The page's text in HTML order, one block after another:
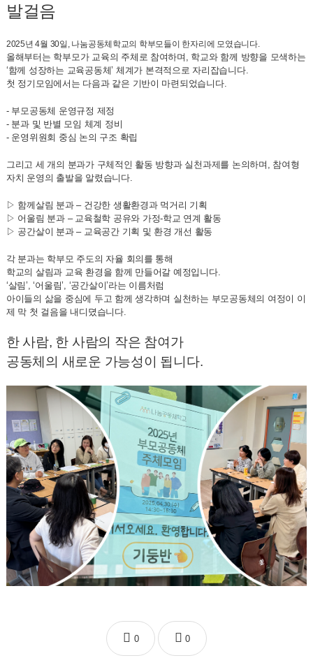
발걸음
2025년 4월 30일, 나눔공동체학교의 학부모들이 한자리에 모였습니다.
올해부터는 학부모가 교육의 주체로 참여하며, 학교와 함께 방향을 모색하는
‘함께 성장하는 교육공동체’ 체계가 본격적으로 자리잡습니다.
첫 정기모임에서는 다음과 같은 기반이 마련되었습니다.
- 부모공동체 운영규정 제정
- 분과 및 반별 모임 체계 정비
- 운영위원회 중심 논의 구조 확립
그리고 세 개의 분과가 구체적인 활동 방향과 실천과제를 논의하며, 참여형
자치 운영의 출발을 알렸습니다.
▷ 함께살림 분과– 건강한 생활환경과 먹거리 기획
▷ 어울림 분과– 교육철학 공유와 가정-학교 연계 활동
▷ 공간살이 분과– 교육공간 기획 및 환경 개선 활동
각 분과는 학부모 주도의 자율 회의를 통해
학교의 살림과 교육 환경을 함께 만들어갈 예정입니다.
‘살림’, ‘어울림’, ‘공간살이’라는 이름처럼
아이들의 삶을 중심에 두고 함께 생각하며 실천하는 부모공동체의 여정이 이
제 막 첫 걸음을 내디뎠습니다.
한 사람, 한 사람의 작은 참여가
공동체의 새로운 가능성이 됩니다.
0 0